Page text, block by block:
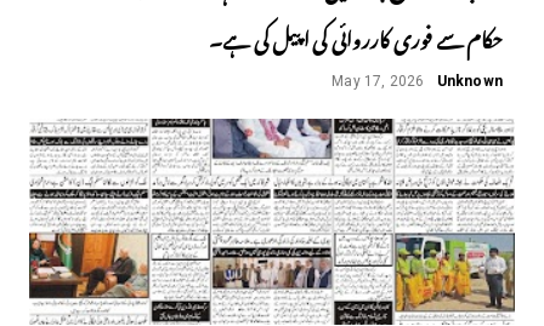
حکام سے فوری کارروائی کی اپیل کی ہے۔
Unknown
May 17, 2026